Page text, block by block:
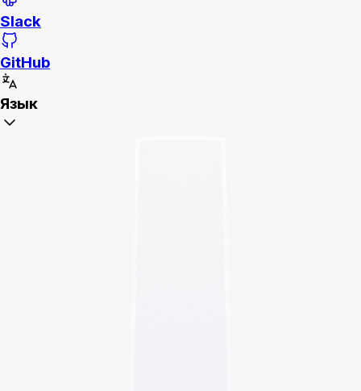
Slack
GitHub
Язык